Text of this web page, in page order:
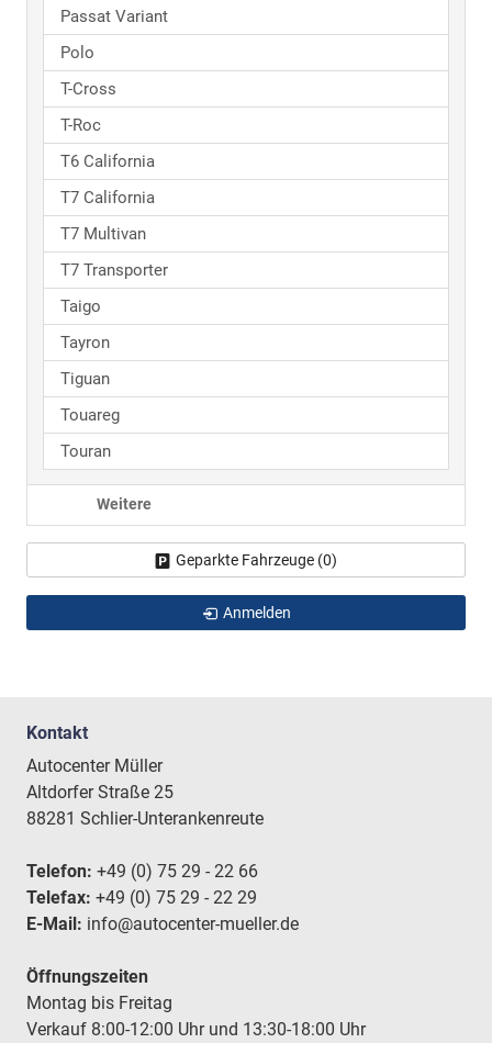
Passat Variant
Polo
T-Cross
T-Roc
T6 California
T7 California
T7 Multivan
T7 Transporter
Taigo
Tayron
Tiguan
Touareg
Touran
Weitere
Geparkte Fahrzeuge (0)
Anmelden
Kontakt
Autocenter Müller
Altdorfer Straße 25
88281 Schlier-Unterankenreute
Telefon: +49 (0) 75 29 - 22 66
Telefax: +49 (0) 75 29 - 22 29
E-Mail: info@autocenter-mueller.de
Öffnungszeiten
Montag bis Freitag
Verkauf 8:00-12:00 Uhr und 13:30-18:00 Uhr